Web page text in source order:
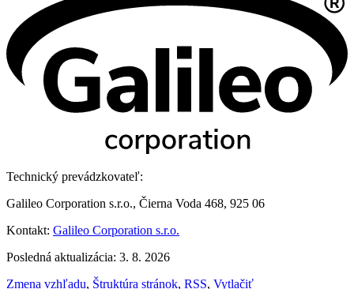
Technický prevádzkovateľ:
Galileo Corporation s.r.o., Čierna Voda 468, 925 06
Kontakt: Galileo Corporation s.r.o.
Posledná aktualizácia: 3. 8. 2026
Zmena vzhľadu, Štruktúra stránok, RSS, Vytlačiť